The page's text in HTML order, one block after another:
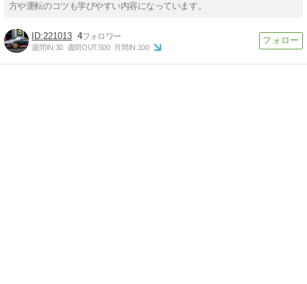
方や運転のコツも学びやすい内容になっています。
221013 4
週間IN:30 週間OUT:500 月間IN:100